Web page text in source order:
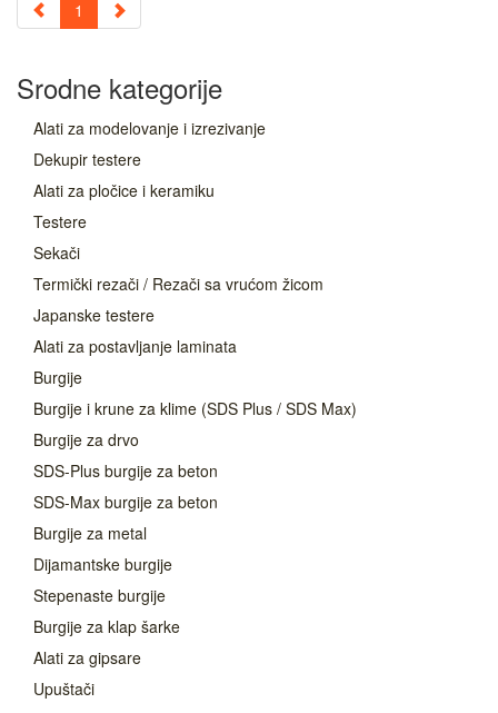
1
Srodne kategorije
Alati za modelovanje i izrezivanje
Dekupir testere
Alati za pločice i keramiku
Testere
Sekači
Termički rezači / Rezači sa vrućom žicom
Japanske testere
Alati za postavljanje laminata
Burgije
Burgije i krune za klime (SDS Plus / SDS Max)
Burgije za drvo
SDS-Plus burgije za beton
SDS-Max burgije za beton
Burgije za metal
Dijamantske burgije
Stepenaste burgije
Burgije za klap šarke
Alati za gipsare
Upuštači